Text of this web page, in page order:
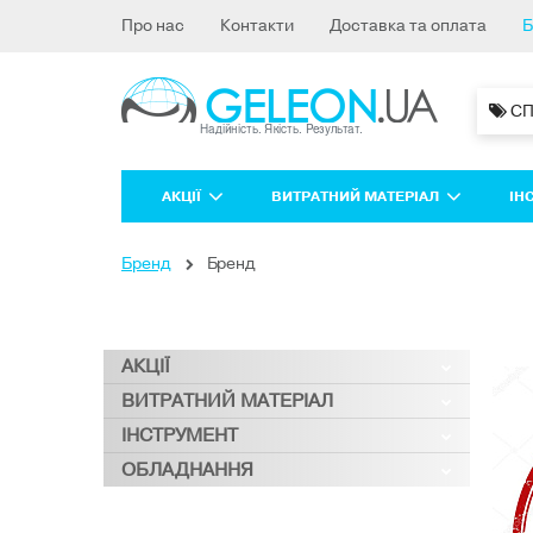
Про нас Контакти Доставка та оплата
АКЦІЇ ВИТРАТНИЙ МАТЕРІАЛ
Бренд Бренд
АКЦІЇ
ВИТРАТНИЙ МАТЕРІАЛ
ІНСТРУМЕНТ
ОБЛАДНАННЯ